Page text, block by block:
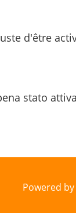
d'être
stato
Powered by